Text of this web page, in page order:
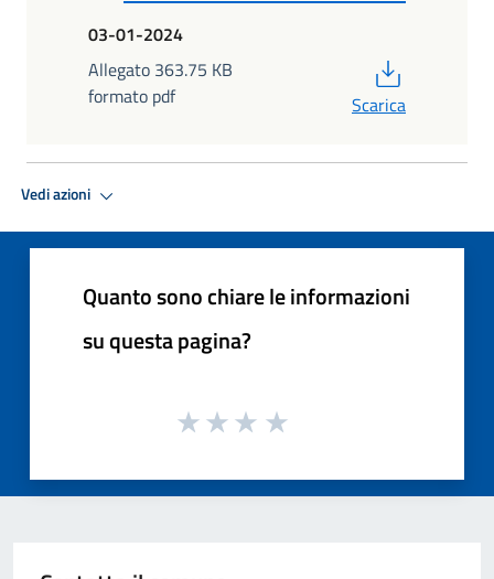
03-01-2024
Allegato 363.75 KB
formato pdf
Scarica
Vedi azioni
Quanto sono chiare le informazioni
su questa pagina?